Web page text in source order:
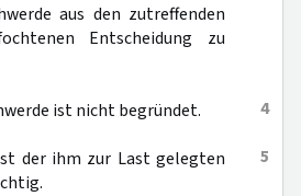
aus den zutreffenden
Entscheidung zu
4
ist nicht begründet.
5
der ihm zur Last gelegten